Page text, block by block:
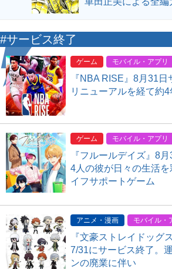
#サービス終了
ゲーム モバイル・アプリ
『NBA RISE』8月31
リニューアルを経て約
ゲーム モバイル・アプリ
『フルールデイズ』8
4人の彼が日々の生活
イフサポートゲーム
アニメ・漫画 モバイル・
『文豪ストレイドッグ
7/31にサービス終了。
ンの廃業に伴い